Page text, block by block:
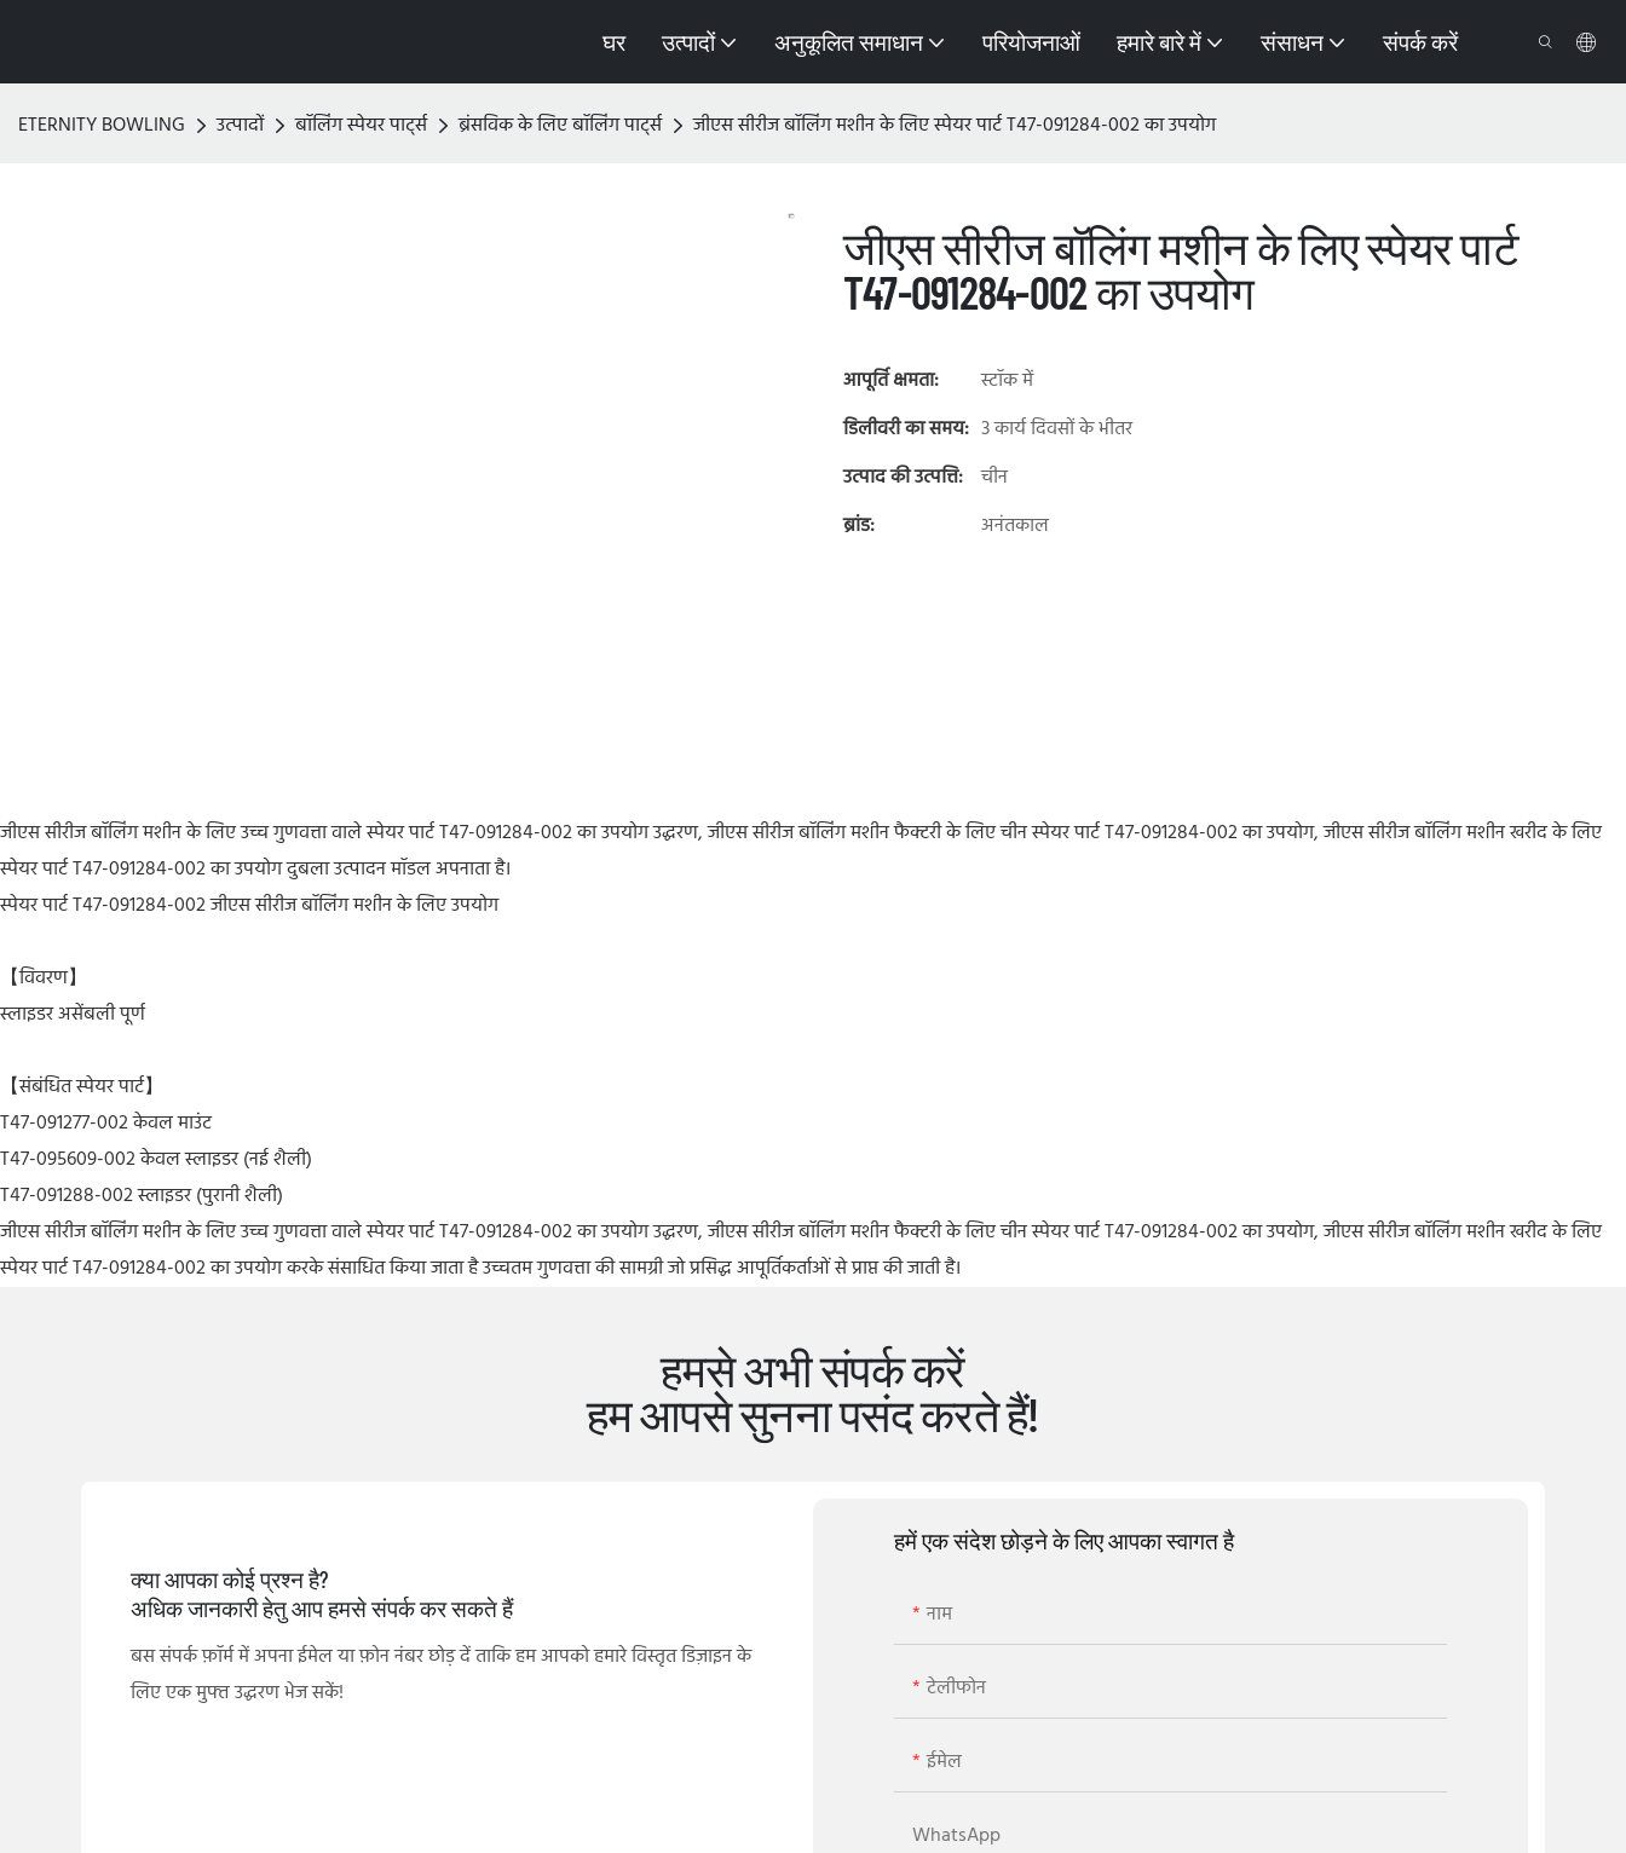
घर उत्पादों अनुकूलित समाधान परियोजनाओं हमारे बारे में संसाधन संपर्क करें
ETERNITY BOWLING उत्पादों बॉलिंग स्पेयर पार्ट्स ब्रंसविक के लिए बॉलिंग पार्ट्स जीएस सीरीज बॉलिंग मशीन के लिए स्पेयर पार्ट T47-091284-002 का उपयोग
जीएस सीरीज बॉलिंग मशीन के लिए स्पेयर पार्ट
T47-091284-002 का उपयोग
आपूर्ति क्षमता:
स्टॉक में
डिलीवरी का समय: 3 कार्य दिवसों के भीतर
उत्पाद की उत्पत्ति: चीन
ब्रांड:
अनंतकाल
जीएस सीरीज बॉलिंग मशीन के लिए उच्च गुणवत्ता वाले स्पेयर पार्ट T47-091284-002 का उपयोग उद्धरण, जीएस सीरीज बॉलिंग मशीन फैक्टरी के लिए चीन स्पेयर पार्ट T47-091284-002 का उपयोग, जीएस सीरीज बॉलिंग मशीन खरीद के लिए
स्पेयर पार्ट T47-091284-002 का उपयोग दुबला उत्पादन मॉडल अपनाता है।
स्पेयर पार्ट T47-091284-002 जीएस सीरीज बॉलिंग मशीन के लिए उपयोग
【विवरण】
स्लाइडर असेंबली पूर्ण
【संबंधित स्पेयर पार्ट】
T47-091277-002 केवल माउंट
T47-095609-002 केवल स्लाइडर (नई शैली)
T47-091288-002 स्लाइडर (पुरानी शैली)
जीएस सीरीज बॉलिंग मशीन के लिए उच्च गुणवत्ता वाले स्पेयर पार्ट T47-091284-002 का उपयोग उद्धरण, जीएस सीरीज बॉलिंग मशीन फैक्टरी के लिए चीन स्पेयर पार्ट T47-091284-002 का उपयोग, जीएस सीरीज बॉलिंग मशीन खरीद के लिए
स्पेयर पार्ट T47-091284-002 का उपयोग करके संसाधित किया जाता है उच्चतम गुणवत्ता की सामग्री जो प्रसिद्ध आपूर्तिकर्ताओं से प्राप्त की जाती है।
हमसे अभी संपर्क करें
हम आपसे सुनना पसंद करते हैं!
क्या आपका कोई प्रश्न है?
अधिक जानकारी हेतु आप हमसे संपर्क कर सकते हैं
बस संपर्क फ़ॉर्म में अपना ईमेल या फ़ोन नंबर छोड़ दें ताकि हम आपको हमारे विस्तृत डिज़ाइन के
लिए एक मुफ्त उद्धरण भेज सकें!
हमें एक संदेश छोड़ने के लिए आपका स्वागत है
नाम
टेलीफोन
ईमेल
WhatsApp